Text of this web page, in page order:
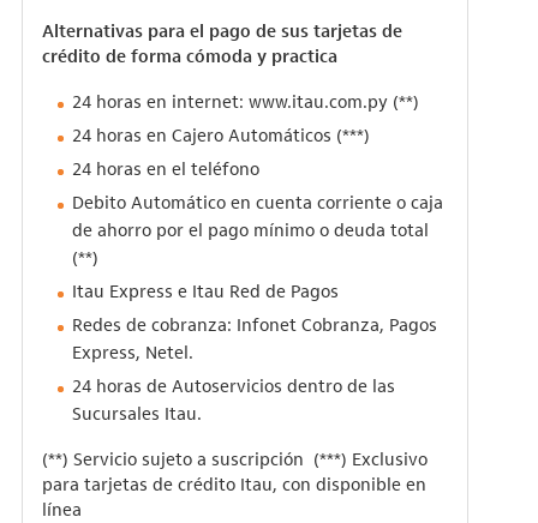
Alternativas para el pago de sus tarjetas de
crédito de forma cómoda y practica
24 horas en internet:www.itau.com.py (**)
24 horas en Cajero Automáticos (***)
24 horas en el teléfono
Debito Automático en cuenta corriente o caja
de ahorro por el pago mínimo o deuda total
(**)
Itau Express e Itau Red de Pagos
Redes de cobranza: Infonet Cobranza, Pagos
Express, Netel.
24 horas de Autoservicios dentro de las
Sucursales Itau.
(**) Servicio sujeto a suscripción (***) Exclusivo
para tarjetas de crédito Itau, con disponible en
línea